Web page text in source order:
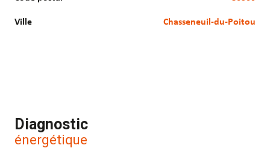
Ville Chasseneuil-du-Poitou
Diagnostic
énergétique